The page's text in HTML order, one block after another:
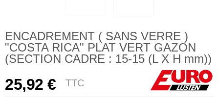
ENCADREMENT ( SANS VERRE )
"COSTA RICA" PLAT VERT GAZON
(SECTION CADRE : 15-15 (L X H mm))
25,92 € TTC